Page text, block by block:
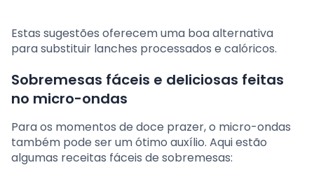
Estas sugestões oferecem uma boa alternativa
para substituir lanches processados e calóricos.
Sobremesas fáceis e deliciosas feitas
no micro-ondas
Para os momentos de doce prazer, o micro-ondas
também pode ser um ótimo auxílio. Aqui estão
algumas receitas fáceis de sobremesas: